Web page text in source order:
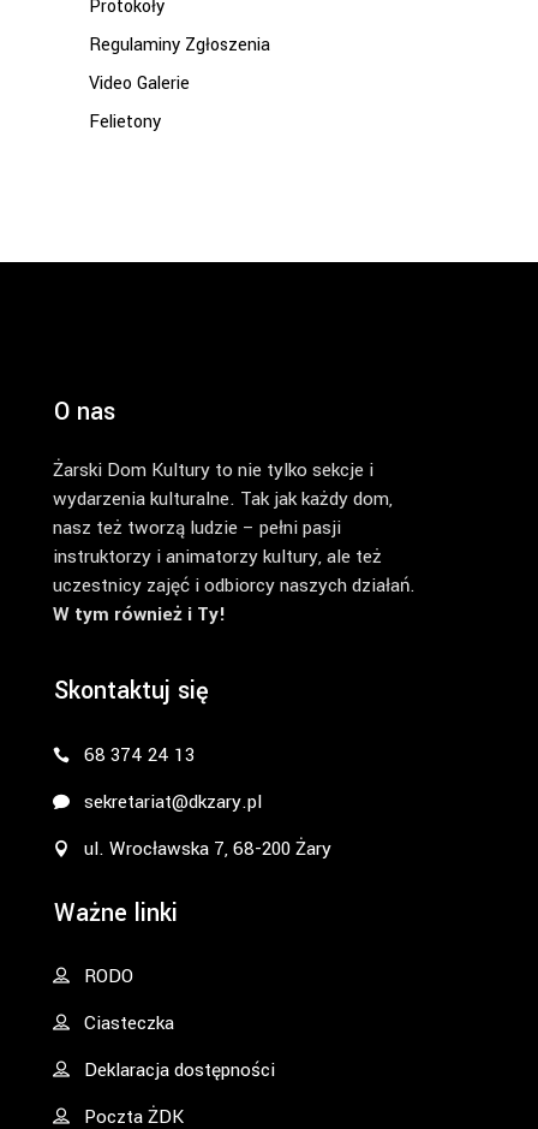
Protokoły
Regulaminy Zgłoszenia
Video Galerie
Felietony
O nas
Żarski Dom Kultury to nie tylko sekcje i
wydarzenia kulturalne. Tak jak każdy dom,
nasz też tworzą ludzie – pełni pasji
instruktorzy i animatorzy kultury, ale też
uczestnicy zajęć i odbiorcy naszych działań.
W tym również i Ty!
Skontaktuj się
68 374 24 13
sekretariat@dkzary.pl
ul. Wrocławska 7, 68-200 Żary
Ważne linki
RODO
Ciasteczka
Deklaracja dostępności
Poczta ŻDK